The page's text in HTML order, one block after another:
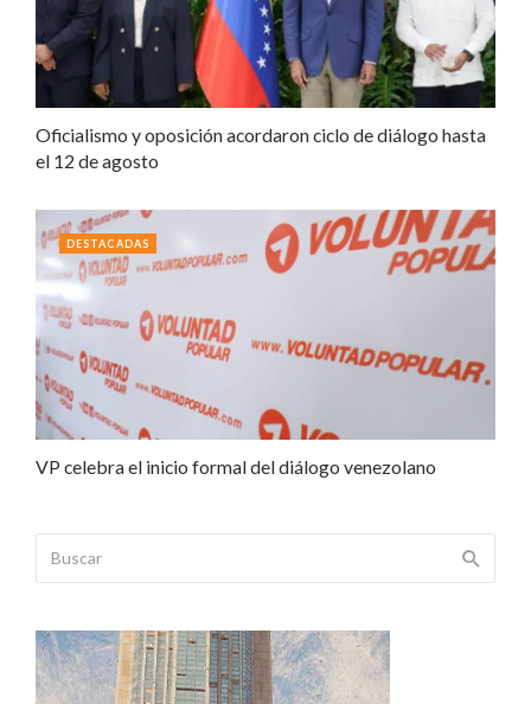
Oficialismo y oposición acordaron ciclo de diálogo hasta
el 12 de agosto
VP celebra el inicio formal del diálogo venezolano
DESTACADAS